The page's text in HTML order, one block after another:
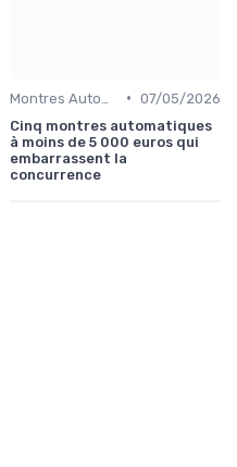
• 07/05/2026
Cinq montres automatiques
à moins de 5 000 euros qui
embarrassent la
concurrence